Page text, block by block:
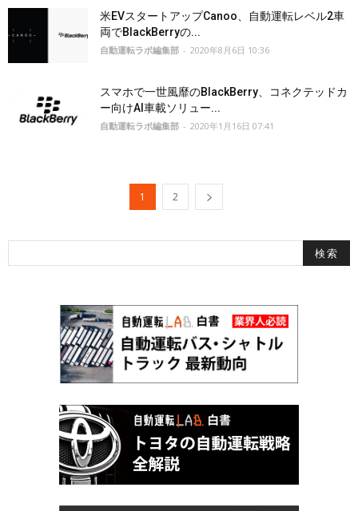
米EVスタートアップCanoo、自動運転レベル2車
両でBlackBerryの...
自動運転ラボ編集部 - 2020年8月6日 10:36
スマホで一世風靡のBlackBerry、コネクテッドカ
ー向けAI車載ソリュー...
自動運転ラボ編集部 - 2020年1月16日 07:41
1 2